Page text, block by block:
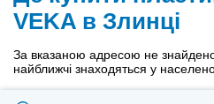
VEKA в Злинці
За вказаною адресою не
найближчі знаходяться у